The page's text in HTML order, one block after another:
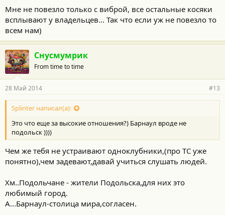
Мне не повезло только с виброй, все остальные косяки
всплывают у владельцев... Так что если уж не повезло то
всем нам)
Снусмумрик
From time to time
28 Май 2014 #13
Splinter написал(а):
Это что еще за высокие отношения?) Барнаул вроде не
подольск ))))
Чем же тебя не устраивают одноклубники,(про ТС уже
понятно),чем задевают,давай учиться слушать людей.
Хм..Подольчане - жители Подольска,для них это
любимый город.
А...Барнаул-столица мира,согласен.